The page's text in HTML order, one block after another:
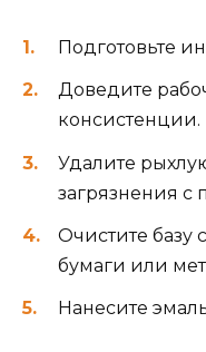
Подготовьте
Доведите
консистенции.
Удалите
загрязнения с
Очистите
бумаги или
Нанесите